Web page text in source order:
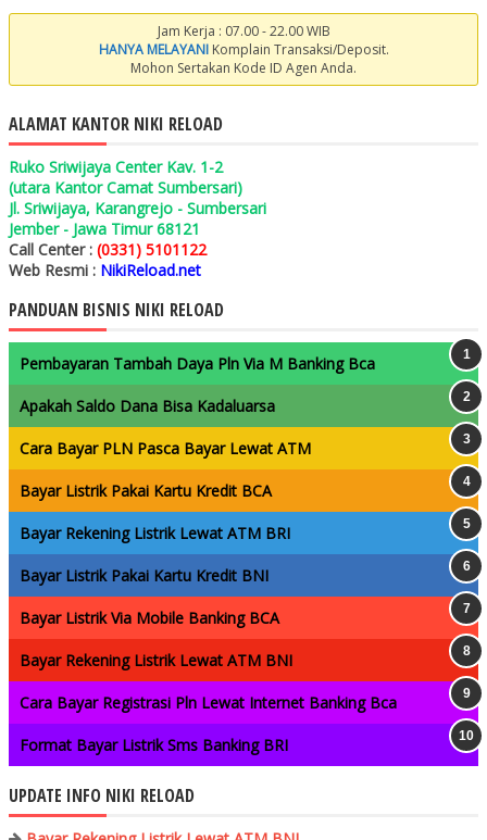
Jam Kerja : 07.00 - 22.00 WIB
HANYA MELAYANIKomplain Transaksi/Deposit.
Mohon Sertakan Kode ID Agen Anda.
ALAMAT KANTOR NIKI RELOAD
Ruko Sriwijaya Center Kav. 1-2
(utara Kantor Camat Sumbersari)
Jl. Sriwijaya, Karangrejo - Sumbersari
Jember - Jawa Timur 68121
Call Center : (0331) 5101122
Web Resmi : NikiReload.net
PANDUAN BISNIS NIKI RELOAD
Pembayaran Tambah Daya Pln Via M Banking Bca
Apakah Saldo Dana Bisa Kadaluarsa
Cara Bayar PLN Pasca Bayar Lewat ATM
Bayar Listrik Pakai Kartu Kredit BCA
Bayar Rekening Listrik Lewat ATM BRI
Bayar Listrik Pakai Kartu Kredit BNI
Bayar Listrik Via Mobile Banking BCA
Bayar Rekening Listrik Lewat ATM BNI
Cara Bayar Registrasi Pln Lewat Internet Banking Bca
Format Bayar Listrik Sms Banking BRI
UPDATE INFO NIKI RELOAD